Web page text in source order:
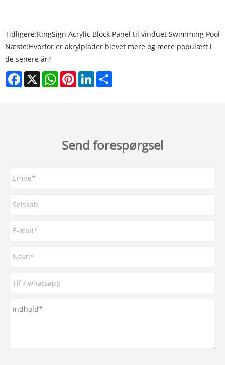
Tidligere:KingSign Acrylic Block Panel til vinduet Swimming Pool
Næste:Hvorfor er akrylplader blevet mere og mere populært i
de senere år?
Facebook
X WhatsAppPinterestLinkedIn
Send forespørgsel